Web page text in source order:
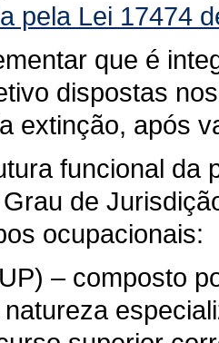
pela Lei 17474
que é
dispostas
extinção, após
funcional da
de
ocupacionais:
– composto